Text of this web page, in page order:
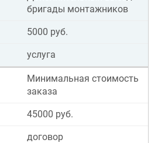
бригады монтажников
5000 руб.
услуга
Минимальная стоимость
заказа
45000 руб.
договор